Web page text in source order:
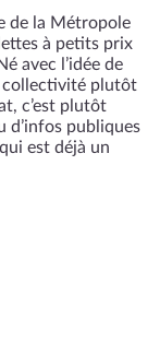
de la Métropole
à petits prix
avec l’idée de
collectivité plutôt
c’est plutôt
d’infos publiques
est déjà un